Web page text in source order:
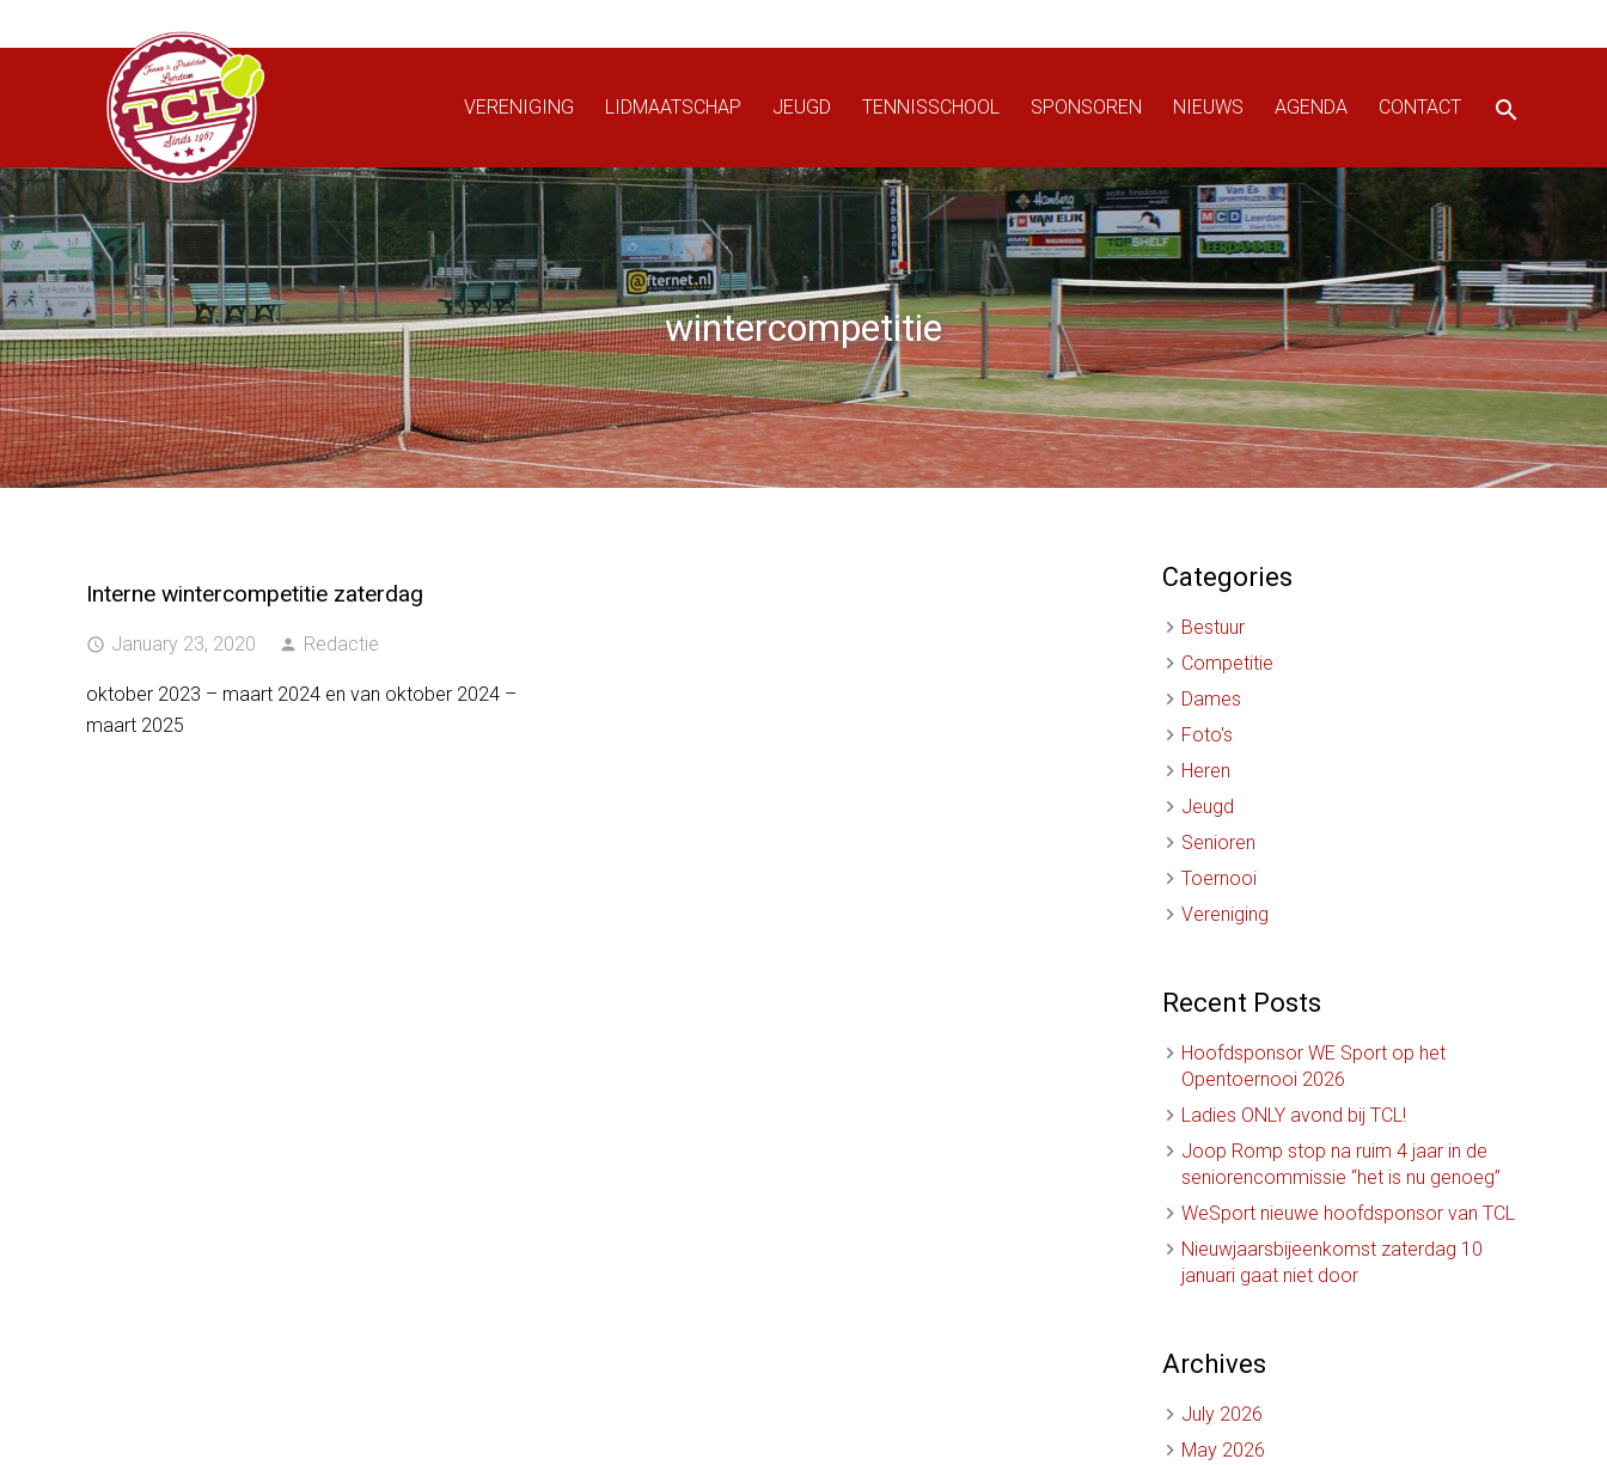
VERENIGING LIDMAATSCHAP JEUGD TENNISSCHOOL SPONSOREN NIEUWS AGENDA CONTACT search
wintercompetitie
Interne wintercompetitie zaterdag
access_time January 23, 2020 person Redactie
oktober 2023 – maart 2024 en van oktober 2024 –
maart 2025
Categories
Bestuur
Competitie
Dames
Foto's
Heren
Jeugd
Senioren
Toernooi
Vereniging
Recent Posts
Hoofdsponsor WE Sport op het
Opentoernooi 2026
Ladies ONLY avond bij TCL!
Joop Romp stop na ruim 4 jaar in de
seniorencommissie “het is nu genoeg”
WeSport nieuwe hoofdsponsor van TCL
Nieuwjaarsbijeenkomst zaterdag 10
januari gaat niet door
Archives
July 2026
May 2026